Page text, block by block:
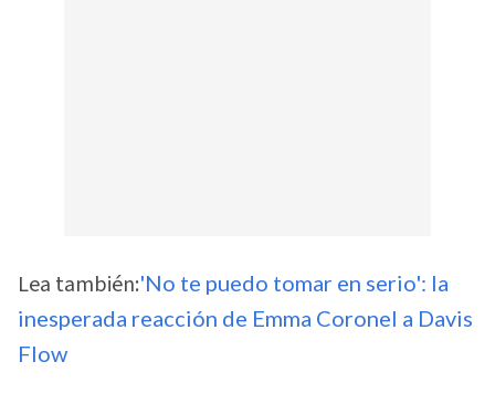
Lea también:'No te puedo tomar en serio': la
inesperada reacción de Emma Coronel a Davis
Flow